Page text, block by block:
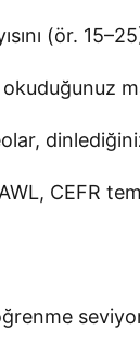
(ör.
CEFR